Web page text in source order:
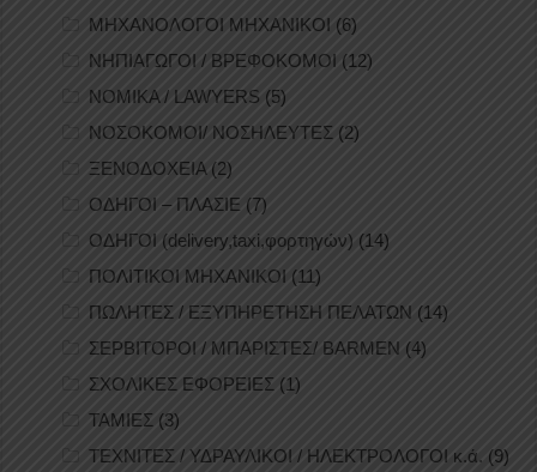
ΜΗΧΑΝΟΛΟΓΟΙ ΜΗΧΑΝΙΚΟΙ (6)
ΝΗΠΙΑΓΩΓΟΙ / ΒΡΕΦΟΚΟΜΟΙ (12)
ΝΟΜΙΚΑ / LAWYERS (5)
ΝΟΣΟΚΟΜΟΙ/ ΝΟΣΗΛΕΥΤΕΣ (2)
ΞΕΝΟΔΟΧΕΙΑ (2)
ΟΔΗΓΟΙ – ΠΛΑΣΙΕ (7)
ΟΔΗΓΟΙ (delivery,taxi,φορτηγών) (14)
ΠΟΛΙΤΙΚΟΙ ΜΗΧΑΝΙΚΟΙ (11)
ΠΩΛΗΤΕΣ / ΕΞΥΠΗΡΕΤΗΣΗ ΠΕΛΑΤΩΝ (14)
ΣΕΡΒΙΤΟΡΟΙ / ΜΠΑΡΙΣΤΕΣ/ BARMEN (4)
ΣΧΟΛΙΚΕΣ ΕΦΟΡΕΙΕΣ (1)
ΤΑΜΙΕΣ (3)
ΤΕΧΝΙΤΕΣ / ΥΔΡΑΥΛΙΚΟΙ / ΗΛΕΚΤΡΟΛΟΓΟΙ κ.ά. (9)